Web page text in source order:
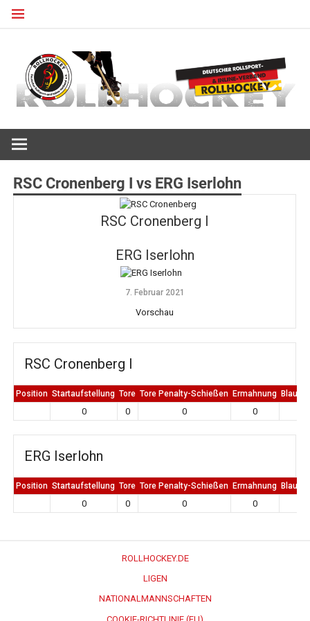
Zum
RSC Cronenberg I vs ERG Iserlohn
RSC Cronenberg I
ERG Iserlohn
7. Februar 2021
Vorschau
RSC Cronenberg I
Position Startaufstellung Tore Tore Penalty-Schießen Ermahnung Blaue
0 0 0 0
ERG Iserlohn
Position Startaufstellung Tore Tore Penalty-Schießen Ermahnung Blaue
0 0 0 0
ROLLHOCKEY.DE
LIGEN
NATIONALMANNSCHAFTEN